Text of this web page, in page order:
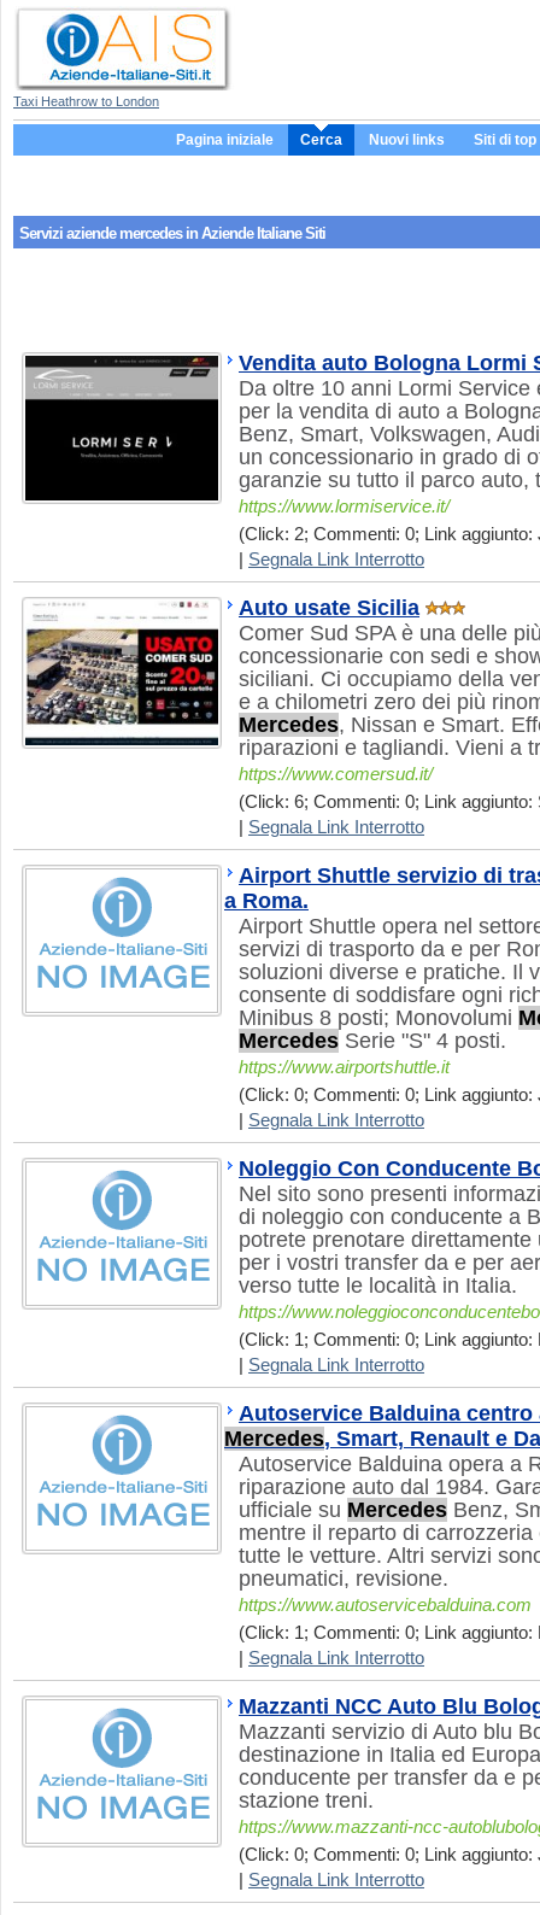
Taxi Heathrow to London
Pagina iniziale Cerca Nuovi links Siti di top
Servizi aziende mercedesin Aziende Italiane Siti
Vendita auto Bologna Lormi
Da oltre 10 anni Lormi
per la vendita di auto a
Benz, Smart, Volkswagen,
un concessionario in grado di
garanzie su tutto il parco auto,
https://www.lormiservice.it/
(Click: 2; Commenti: 0; Link aggiunto:
Segnala Link Interrotto
Auto usate Sicilia
Comer Sud SPA è una delle
concessionarie con sedi e
siciliani. Ci occupiamo della
e a chilometri zero dei più
Mercedes, Nissan e Smart.
riparazioni e tagliandi. Vieni a
https://www.comersud.it/
(Click: 6; Commenti: 0; Link aggiunto:
Segnala Link Interrotto
Airport Shuttle servizio di
a Roma.
Airport Shuttle opera nel
servizi di trasporto da e per
soluzioni diverse e pratiche. Il
consente di soddisfare ogni
Minibus 8 posti; Monovolumi
Mercedes Serie "S" 4 posti.
https://www.airportshuttle.it
(Click: 0; Commenti: 0; Link aggiunto:
Segnala Link Interrotto
Noleggio Con Conducente
Nel sito sono presenti
di noleggio con conducente a
potrete prenotare
per i vostri transfer da e per
verso tutte le località in Italia.
https://
(Click: 1; Commenti: 0; Link aggiunto:
Segnala Link Interrotto
Autoservice Balduina
Mercedes, Smart, Renault e
Autoservice Balduina opera a
riparazione auto dal 1984.
ufficiale su Mercedes Benz,
mentre il reparto di
tutte le vetture. Altri servizi
pneumatici, revisione.
https://www.autoservicebalduina.com
(Click: 1; Commenti: 0; Link aggiunto:
Segnala Link Interrotto
Mazzanti NCC Auto Blu
Mazzanti servizio di Auto blu
destinazione in Italia ed
conducente per transfer da e
stazione treni.
https://www.mazzanti-ncc-
(Click: 0; Commenti: 0; Link aggiunto:
Segnala Link Interrotto